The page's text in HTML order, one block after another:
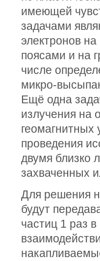
имеющей
задачами
электронов
поясами и на
числе
микро-
Ещё одна
излучения на
проведения
двумя близко
захваченных
Для решения
будут
частиц 1 раз